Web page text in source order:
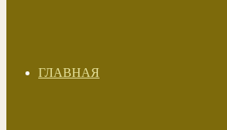
ГЛАВНАЯ